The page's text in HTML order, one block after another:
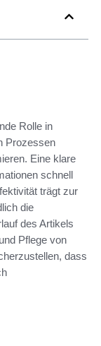
Rolle in
Prozessen
Eine klare
schnell
trägt zur
die
des Artikels
Pflege von
dass